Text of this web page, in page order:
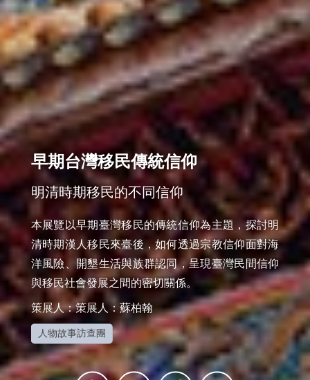
早期台灣移民傳統信仰
明清時期移民的不同信仰
本展覽以早期臺灣移民的傳統信仰為主題，探討明
清時期漢人移民來臺後，如何透過宗教信仰面對海
洋風險、開墾生活與族群認同，呈現臺灣民間信仰
與移民社會發展之間的密切關係。
策展人：策展人：蘇柏翰
人物故事訪查團